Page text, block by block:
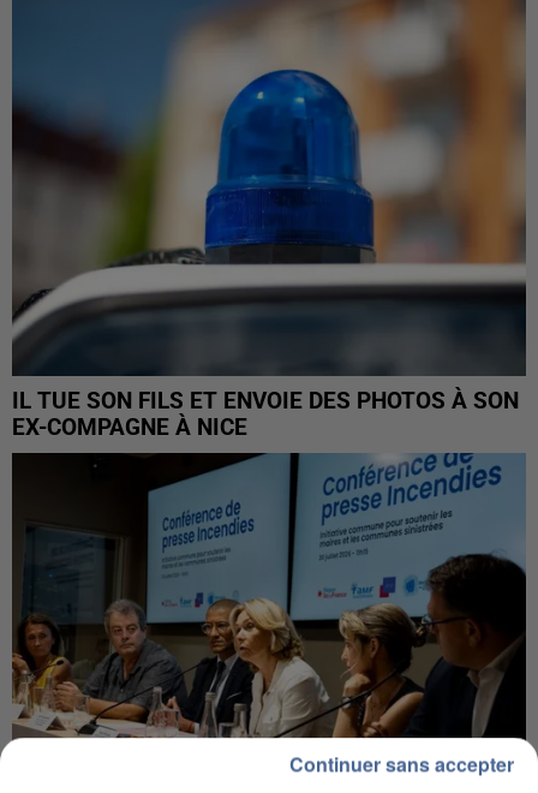
IL TUE SON FILS ET ENVOIE DES PHOTOS À SON
EX-COMPAGNE À NICE
Continuer sans accepter